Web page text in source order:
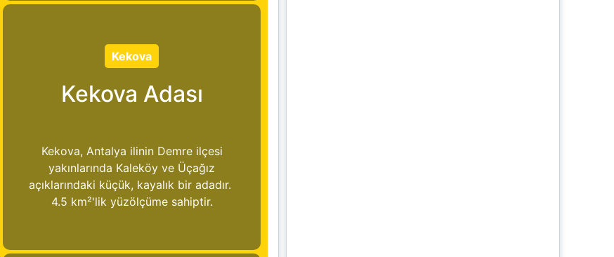
Kekova
Kekova Adası
Kekova, Antalya ilinin Demre ilçesi
yakınlarında Kaleköy ve Üçağız
açıklarındaki küçük, kayalık bir adadır.
4.5 km²'lik yüzölçüme sahiptir.